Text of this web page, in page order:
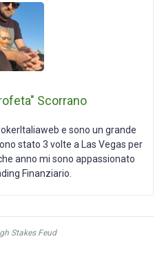
Scorrano
e sono un grande
stato 3 volte a Las Vegas per
anno mi sono appassionato
Finanziario.
Stakes Feud